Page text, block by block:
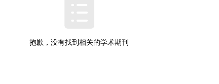
抱歉，没有找到相关的学术期刊